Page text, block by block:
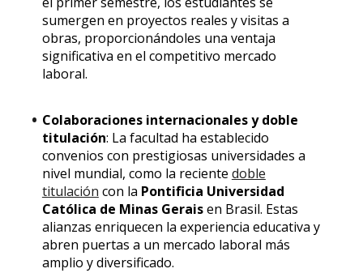
sumergen en proyectos reales y visitas a
obras, proporcionándoles una ventaja
significativa en el competitivo mercado
laboral.
Colaboraciones internacionales y doble
titulación: La facultad ha establecido
convenios con prestigiosas universidades a
nivel mundial, como la reciente doble
titulación con la Pontificia Universidad
Católica de Minas Geraisen Brasil. Estas
alianzas enriquecen la experiencia educativa y
abren puertas a un mercado laboral más
amplio y diversificado.